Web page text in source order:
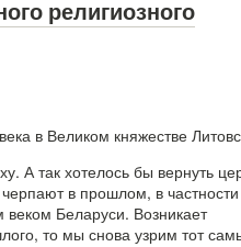
религиозного
в Великом княжестве
А так хотелось бы вернуть
в прошлом, в частности
Беларуси. Возникает
то мы снова узрим тот